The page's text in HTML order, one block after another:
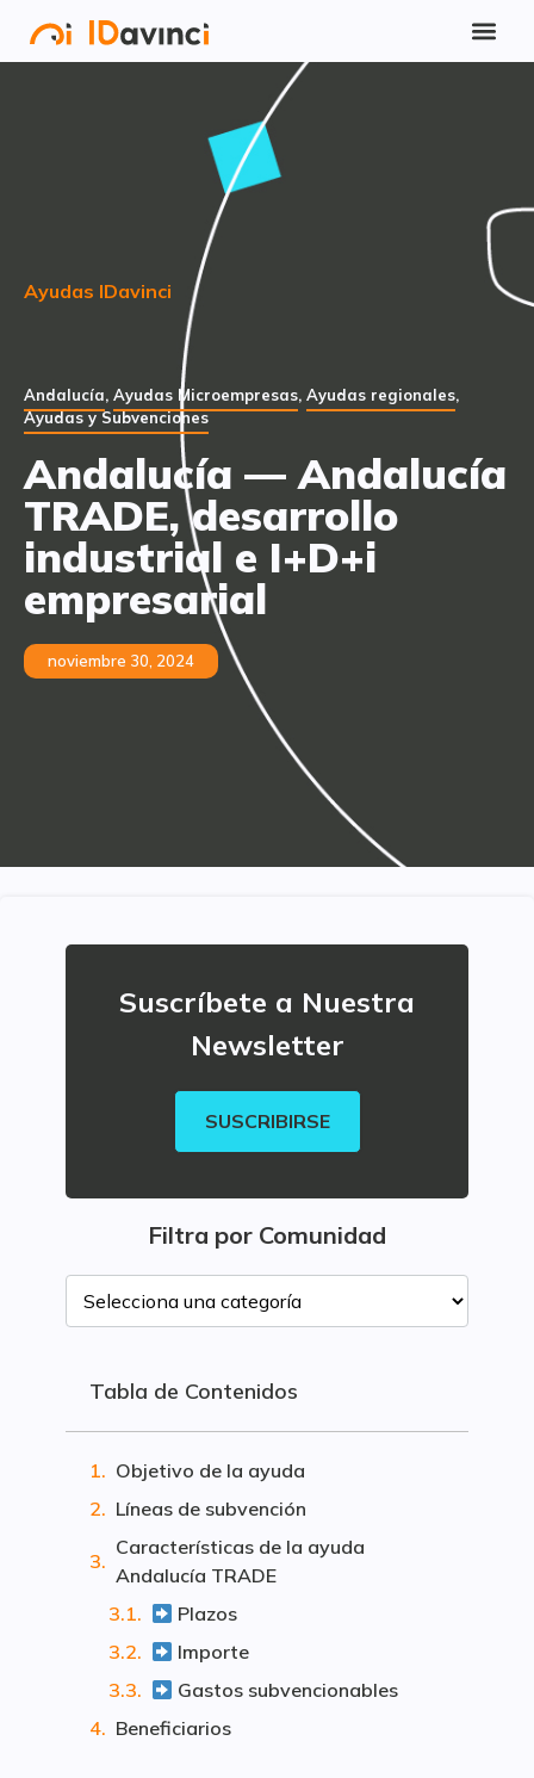
Ayudas IDavinci
Andalucía, Ayudas Microempresas, Ayudas regionales,
Ayudas y Subvenciones
Andalucía — Andalucía
TRADE, desarrollo
industrial e I+D+i
empresarial
noviembre 30, 2024
Suscríbete a Nuestra
Newsletter
SUSCRIBIRSE
Filtra por Comunidad
Tabla de Contenidos
Objetivo de la ayuda
Líneas de subvención
Características de la ayuda
Andalucía TRADE
Plazos
Importe
Gastos subvencionables
Beneficiarios